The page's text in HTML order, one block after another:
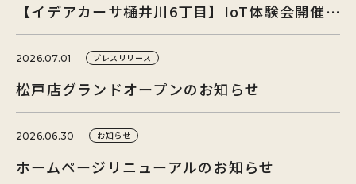
【イデアカーサ樋井川6丁目】IoT体験会開催！
2026.07.01 プレスリリース
松戸店グランドオープンのお知らせ
2026.06.30 お知らせ
ホームページリニューアルのお知らせ